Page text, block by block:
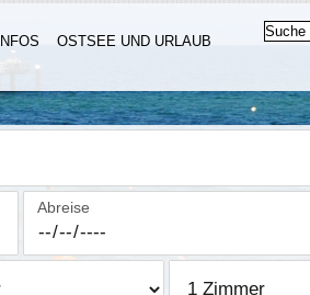
OSTSEE UND URLAUB
Abreise